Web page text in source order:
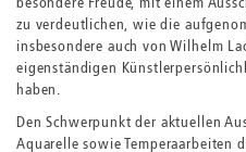
zu verdeutlichen, wie die
insbesondere auch von Wilhelm
eigenständigen
haben.
Den Schwerpunkt der aktuellen
Aquarelle sowie Temperaarbeiten